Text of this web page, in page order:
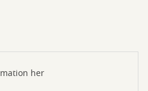
her